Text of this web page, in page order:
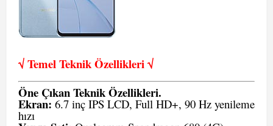
√ Temel Teknik Özellikleri √
Öne Çıkan Teknik Özellikleri.
Ekran: 6.7 inç IPS LCD, Full HD+, 90 Hz yenileme
hızı